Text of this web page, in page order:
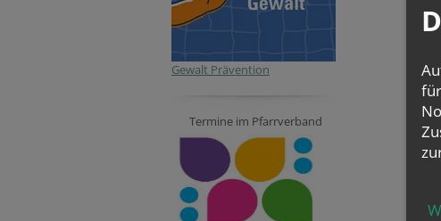
Gewalt Prävention
Termine im Pfarrverband